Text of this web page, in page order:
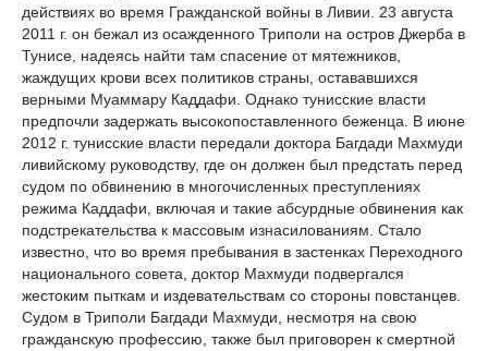
действиях во время Гражданской войны в Ливии. 23 августа
2011 г. он бежал из осажденного Триполи на остров Джерба в
Тунисе, надеясь найти там спасение от мятежников,
жаждущих крови всех политиков страны, остававшихся
верными Муаммару Каддафи. Однако тунисские власти
предпочли задержать высокопоставленного беженца. В июне
2012 г. тунисские власти передали доктора Багдади Махмуди
ливийскому руководству, где он должен был предстать перед
судом по обвинению в многочисленных преступлениях
режима Каддафи, включая и такие абсурдные обвинения как
подстрекательства к массовым изнасилованиям. Стало
известно, что во время пребывания в застенках Переходного
национального совета, доктор Махмуди подвергался
жестоким пыткам и издевательствам со стороны повстанцев.
Судом в Триполи Багдади Махмуди, несмотря на свою
гражданскую профессию, также был приговорен к смертной